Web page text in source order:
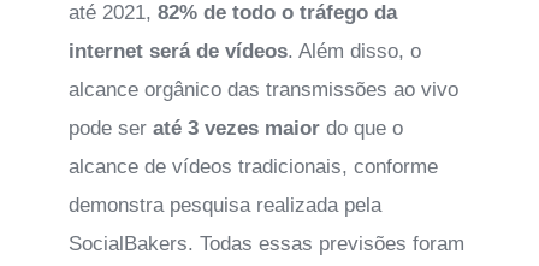
até 2021, 82% de todo o tráfego da
internet será de vídeos. Além disso, o
alcance orgânico das transmissões ao vivo
pode ser até 3 vezes maior do que o
alcance de vídeos tradicionais, conforme
demonstra pesquisa realizada pela
SocialBakers. Todas essas previsões foram